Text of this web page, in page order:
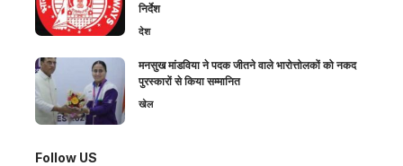
निर्देश
देश
मनसुख मांडविया ने पदक जीतने वाले भारोत्तोलकों को नकद
पुरस्कारों से किया सम्मानित
खेल
Follow US